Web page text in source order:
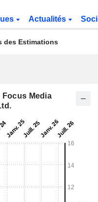
Actualités
des Estimations
Media